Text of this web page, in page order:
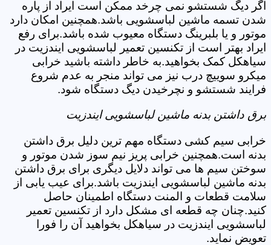
اگر دیگ شستشو نمی چرخد ممکن است ایراد از پاره
شدن تسمه ماشین لباسشویی باشد.همچنین امکان دارد
موتور و یا بلبرینگ دستگاه معیوب شده باشد.برای رفع
ایراد بهتر است از تکنسین تعمیر لباسشویی ایندزیت در
سیاهکل کمک بخواهید.به خاطر داشته باشید خرابی
میکرو سوییچ درب نیز می تواند منجر به عدم شروع
فرایند شستشو و نچرخیدن دیگ دستگاه شود.
برق داشتن بدنه ماشین لباسشویی ایندزیت
خرابی سیم کشی دستگاه مهم ترین دلیل برق داشتن
بدنه است.همچنین خرابی پریز نیم سوز شدن موتور و
سوختن سیم ها می تواند دلایل دیگری برای برق داشتن
بدنه ماشین لباسشویی ایندزیت باشد.برای عیب یابی از
سلامت قطعات و المنت دستگاه اطمینان حاصل
کنید.چنان چه قطعه ای مشکل دارد از تکنسین تعمیر
لباسشویی ایندزیت در سیاهکل بخواهید آن را فورا
تعویض نماید.